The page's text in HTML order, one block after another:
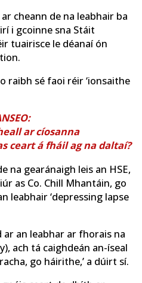
cheann de na leabhair ba
i gcoinne sna Stáit
tuairisce le déanaí ón
raibh sé faoi réir ‘ionsaithe
ar cíosanna
ceart á fháil ag na daltaí?
na gearánaigh leis an HSE,
as Co. Chill Mhantáin, go
leabhair ‘depressing lapse
ar an leabhar ar fhorais na
ach tá caighdeán an-íseal
go háirithe,’ a dúirt sí.